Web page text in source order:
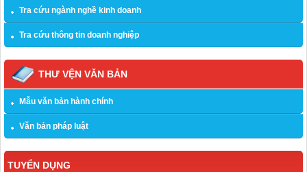
Tra cứu ngành nghề kinh doanh
Tra cứu thông tin doanh nghiệp
THƯ VỆN VĂN BẢN
Mẫu văn bản hành chính
Văn bản pháp luật
TUYỂN DỤNG